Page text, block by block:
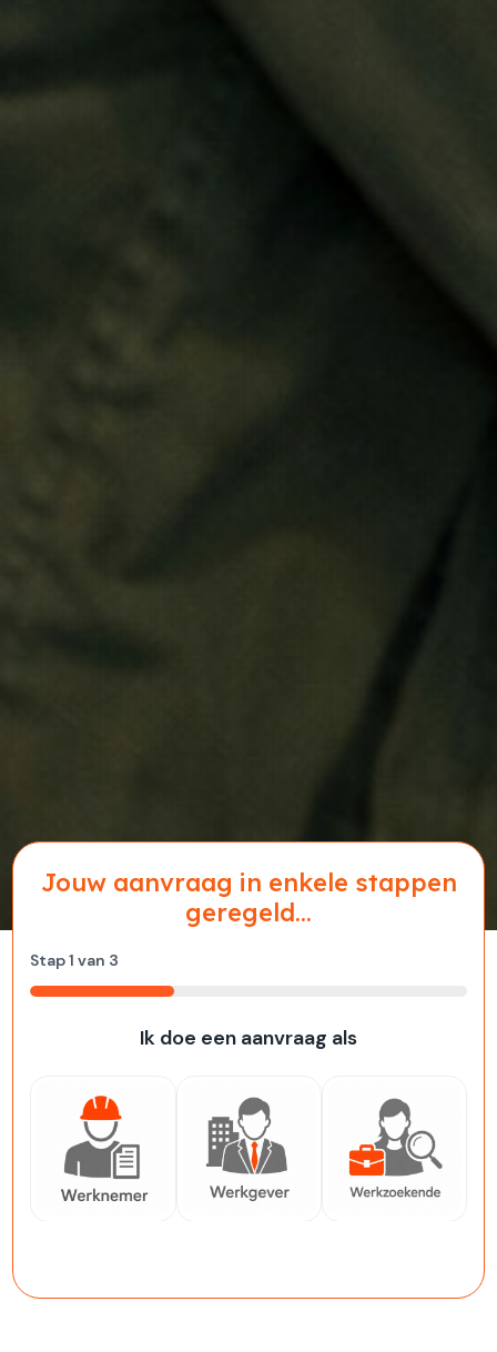
Jouw aanvraag in enkele stappen
geregeld...
Stap1 van 3
33%
Ik doe een aanvraag als